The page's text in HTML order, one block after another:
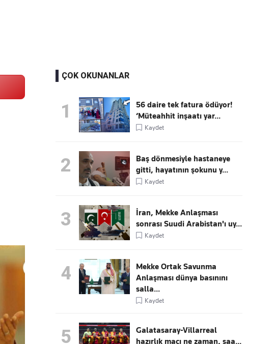
ÇOK OKUNANLAR
1
56 daire tek fatura ödüyor!
‘Müteahhit inşaatı yar...
Kaydet
2
Baş dönmesiyle hastaneye
gitti, hayatının şokunu y...
Kaydet
3
İran, Mekke Anlaşması
sonrası Suudi Arabistan'ı uy...
Kaydet
4
Mekke Ortak Savunma
Anlaşması dünya basınını
salla...
Kaydet
5
Galatasaray-Villarreal
hazırlık maçı ne zaman, saa...